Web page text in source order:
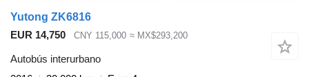
Yutong ZK6816
EUR 14,750
CNY 115,000 ≈ MX$293,200
Autobús interurbano